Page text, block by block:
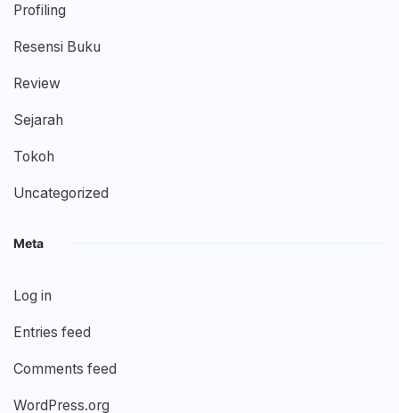
Profiling
Resensi Buku
Review
Sejarah
Tokoh
Uncategorized
Meta
Log in
Entries feed
Comments feed
WordPress.org